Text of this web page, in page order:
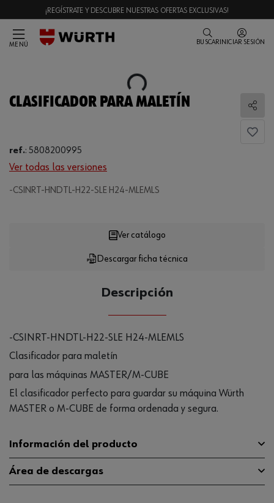
¡REGÍSTRATE Y DESCUBRE NUESTRAS OFERTAS EXCLUSIVAS!
MENÚ BUSCAR INICIAR SESIÓN
Loading...
CLASIFICADOR PARA MALETÍN
ref.: 5808200995
Ver todas las versiones
-CSINRT-HNDTL-H22-SLE H24-MLEMLS
Loading...
Descargar ficha técnica
Ver catálogo
Descripción
-CSINRT-HNDTL-H22-SLE H24-MLEMLS
Clasificador para maletín
para las máquinas MASTER/M-CUBE
El clasificador perfecto para guardar su máquina Würth
MASTER o M-CUBE de forma ordenada y segura.
Información del producto
Material PLA
Área de descargas